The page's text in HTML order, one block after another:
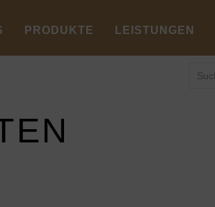
PRODUKTE LEISTUNGEN